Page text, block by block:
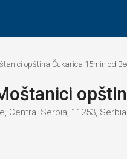
opština Čukarica 15min od
Central Serbia, 11253, Serbia